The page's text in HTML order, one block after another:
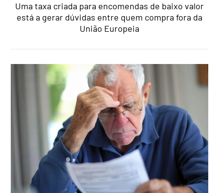
Uma taxa criada para encomendas de baixo valor
está a gerar dúvidas entre quem compra fora da
União Europeia